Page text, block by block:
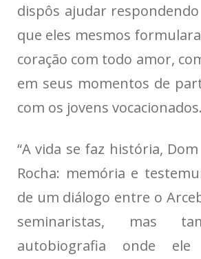
dispôs ajudar
que eles mesmos
coração com todo amor,
em seus momentos de
com os jovens vocacionados.
“A vida se faz história,
Rocha: memória e
de um diálogo entre o
seminaristas, mas
autobiografia onde